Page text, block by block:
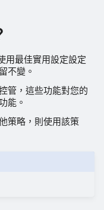
用最佳實用設定設定
不變。
管，這些功能對您的
能。
策略，則使用該策